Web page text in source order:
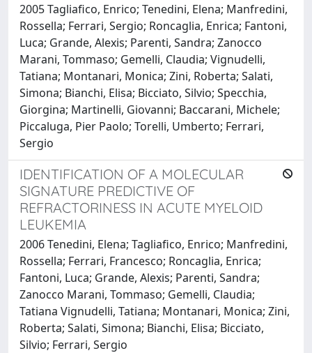
2005 Tagliafico, Enrico; Tenedini, Elena; Manfredini,
Rossella; Ferrari, Sergio; Roncaglia, Enrica; Fantoni,
Luca; Grande, Alexis; Parenti, Sandra; Zanocco
Marani, Tommaso; Gemelli, Claudia; Vignudelli,
Tatiana; Montanari, Monica; Zini, Roberta; Salati,
Simona; Bianchi, Elisa; Bicciato, Silvio; Specchia,
Giorgina; Martinelli, Giovanni; Baccarani, Michele;
Piccaluga, Pier Paolo; Torelli, Umberto; Ferrari,
Sergio
IDENTIFICATION OF A MOLECULAR
SIGNATURE PREDICTIVE OF
REFRACTORINESS IN ACUTE MYELOID
LEUKEMIA
2006 Tenedini, Elena; Tagliafico, Enrico; Manfredini,
Rossella; Ferrari, Francesco; Roncaglia, Enrica;
Fantoni, Luca; Grande, Alexis; Parenti, Sandra;
Zanocco Marani, Tommaso; Gemelli, Claudia;
Tatiana Vignudelli, Tatiana; Montanari, Monica; Zini,
Roberta; Salati, Simona; Bianchi, Elisa; Bicciato,
Silvio; Ferrari, Sergio